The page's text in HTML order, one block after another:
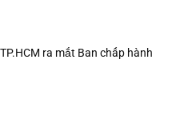
ra mắt Ban chấp hành